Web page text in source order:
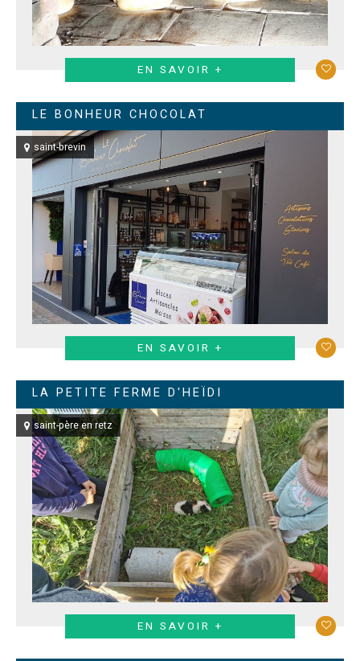
EN SAVOIR +
LE BONHEUR CHOCOLAT
saint-brevin
EN SAVOIR +
LA PETITE FERME D'HEÏDI
saint-père en retz
EN SAVOIR +